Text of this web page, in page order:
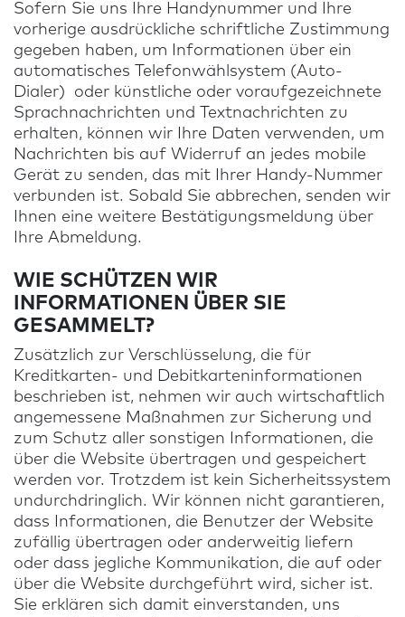
Sofern Sie uns Ihre Handynummer und Ihre
vorherige ausdrückliche schriftliche Zustimmung
gegeben haben, um Informationen über ein
automatisches Telefonwählsystem (Auto-
Dialer) oder künstliche oder voraufgezeichnete
Sprachnachrichten und Textnachrichten zu
erhalten, können wir Ihre Daten verwenden, um
Nachrichten bis auf Widerruf an jedes mobile
Gerät zu senden, das mit Ihrer Handy-Nummer
verbunden ist. Sobald Sie abbrechen, senden wir
Ihnen eine weitere Bestätigungsmeldung über
Ihre Abmeldung.
WIE SCHÜTZEN WIR
INFORMATIONEN ÜBER SIE
GESAMMELT?
Zusätzlich zur Verschlüsselung, die für
Kreditkarten- und Debitkarteninformationen
beschrieben ist, nehmen wir auch wirtschaftlich
angemessene Maßnahmen zur Sicherung und
zum Schutz aller sonstigen Informationen, die
über die Website übertragen und gespeichert
werden vor. Trotzdem ist kein Sicherheitssystem
undurchdringlich. Wir können nicht garantieren,
dass Informationen, die Benutzer der Website
zufällig übertragen oder anderweitig liefern
oder dass jegliche Kommunikation, die auf oder
über die Website durchgeführt wird, sicher ist.
Sie erklären sich damit einverstanden, uns